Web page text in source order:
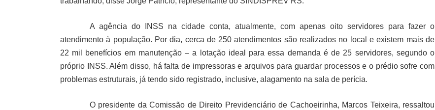
A agência do INSS na cidade conta, atualmente, com apenas oito servidores para fazer o
atendimento à população. Por dia, cerca de 250 atendimentos são realizados no local e existem mais de
22 mil benefícios em manutenção – a lotação ideal para essa demanda é de 25 servidores, segundo o
próprio INSS. Além disso, há falta de impressoras e arquivos para guardar processos e o prédio sofre com
problemas estruturais, já tendo sido registrado, inclusive, alagamento na sala de perícia.
O presidente da Comissão de Direito Previdenciário de Cachoeirinha, Marcos Teixeira, ressaltou